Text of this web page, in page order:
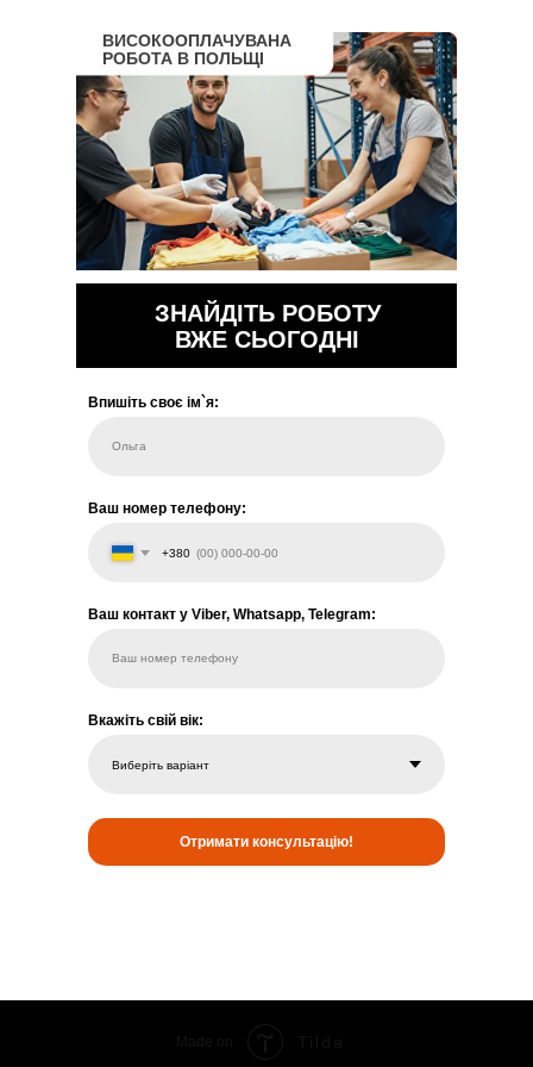
ВИСОКООПЛАЧУВАНА
РОБОТА В ПОЛЬЩІ
Впишіть своє ім`я:
Ольга
Ваш номер телефону:
+380
Ваш контакт у Viber, Whatsapp, Telegram:
Ваш номер телефону
Вкажіть свій вік:
Отримати консультацію!
ЗНАЙДІТЬ РОБОТУ
ВЖЕ СЬОГОДНІ